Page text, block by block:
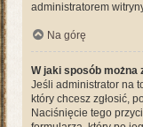
administratorem
Na górę
W jaki sposób można
Jeśli administrator na
który chcesz zgłosić,
Naciśnięcie tego